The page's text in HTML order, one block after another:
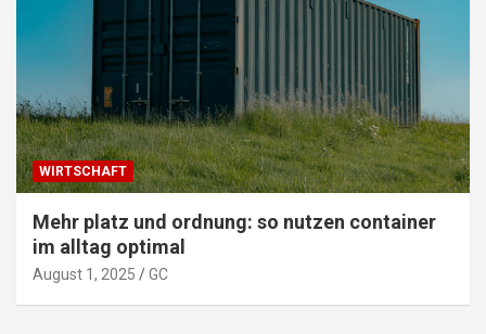
WIRTSCHAFT
Mehr platz und ordnung: so nutzen container
im alltag optimal
August 1, 2025 GC